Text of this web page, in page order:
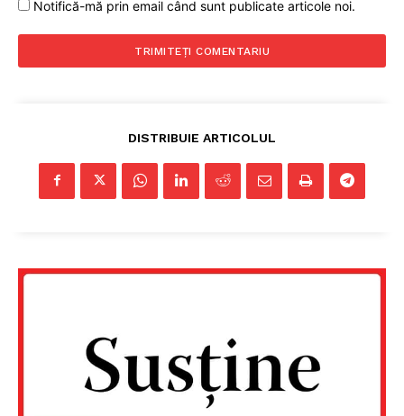
Notifică-mă prin email când sunt publicate articole noi.
DISTRIBUIE ARTICOLUL